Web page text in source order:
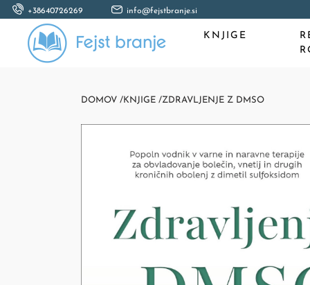
+38640726269 info@fejstbranje.si
KNJIGE
DOMOV /KNJIGE /ZDRAVLJENJE Z DMSO